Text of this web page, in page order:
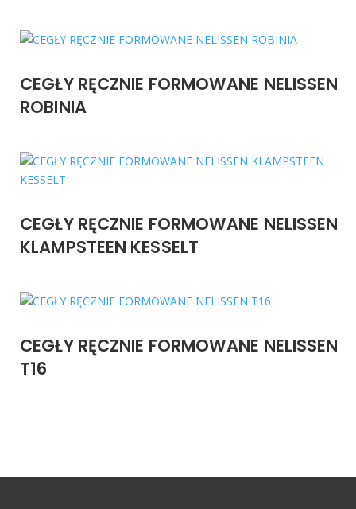
CEGŁY RĘCZNIE FORMOWANE NELISSEN
ROBINIA
CEGŁY RĘCZNIE FORMOWANE NELISSEN
KLAMPSTEEN KESSELT
CEGŁY RĘCZNIE FORMOWANE NELISSEN
T16